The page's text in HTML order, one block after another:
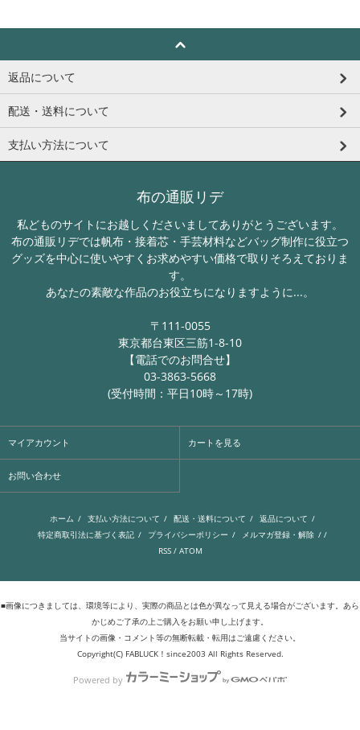
返品について
配送・送料について
支払い方法について
布の通販リデ
私どものサイトにお越しくださいましてありがとうございます。
布の通販リデでは帆布・接着芯・手芸材料などバッグ制作に役立つ
グッズを中心に使いやすくお求めやすい価格で取りそろえておりま
す。
あなたの素敵な作品のお役立ちになりますように...。
〒111-0055
東京都台東区三筋1-8-10
【電話でのお問合せ】
03-3863-5668
(受付時間：平日10時～17時)
マイアカウント カートを見る
お問い合わせ
ホーム / 支払い方法について / 配送・送料について / 返品について /
特定商取引法に基づく表記 / プライバシーポリシー / メルマガ登録・解除 / /
RSS/ ATOM
■画像につきましては、環境等により、実際の商品とは色が異なって見える場合がございます。あら
かじめご了承の上ご購入をお願い申し上げます。
当サイトの画像・コメント等の無断転載・転用はご遠慮ください。
Copyright(C) FABLUCK！since2003 All Rights Reserved.
Powered by